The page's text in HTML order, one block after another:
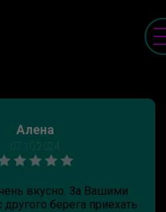
Алена
07.10.2024
вкусно. За Вашими
берега приехать